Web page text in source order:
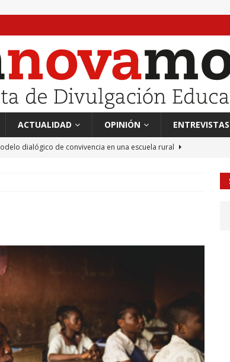
ACTUALIDAD OPINIÓN ENTREVISTAS
dialógico de convivencia en una escuela rural
vendimiador en mar” Tributo a Rafael Alberti del
MIL PALABRAS
es posible: Tertulias entre familiares en la Escuela